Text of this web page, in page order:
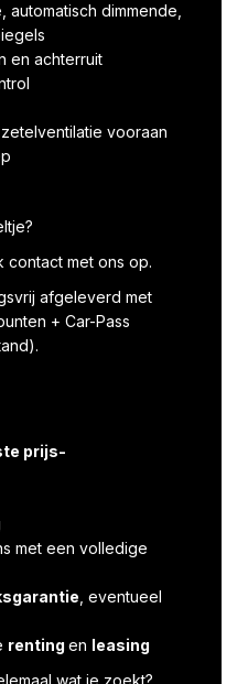
automatisch dimmende,
en achterruit
vooraan
contact met ons op.
afgeleverd met
+ Car-Pass
prijs-
met een volledige
, eventueel
renting en leasing
wat je zoekt?